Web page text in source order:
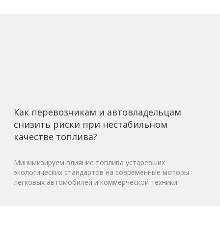
Как перевозчикам и автовладельцам
снизить риски при нестабильном
качестве топлива?
Минимизируем влияние топлива устаревших
экологических стандартов на современные моторы
легковых автомобилей и коммерческой техники.